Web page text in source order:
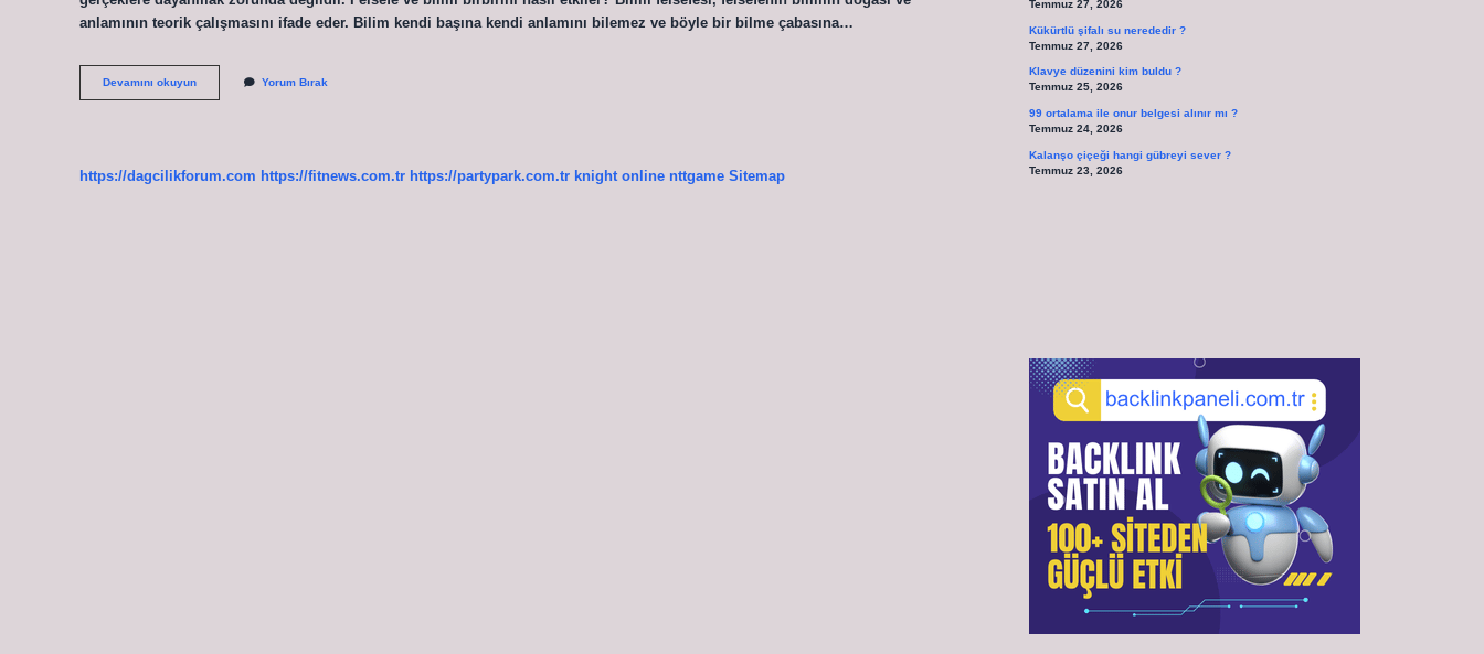
anlamının teorik çalışmasını ifade eder. Bilim kendi başına kendi anlamını bilemez ve böyle bir bilme çabasına…
Devamını okuyunFelsefe
Ve
Yorum Bırak
https://dagcilikforum.com https://fitnews.com.tr https://partypark.com.tr knight online nttgame Sitemap
Temmuz 27, 2026
Kükürtlü şifalı su nerededir ?
Temmuz 27, 2026
Klavye düzenini kim buldu ?
Temmuz 25, 2026
99 ortalama ile onur belgesi alınır mı ?
Temmuz 24, 2026
Kalanşo çiçeği hangi gübreyi sever ?
Temmuz 23, 2026